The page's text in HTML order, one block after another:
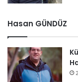
Hasan GÜNDÜZ